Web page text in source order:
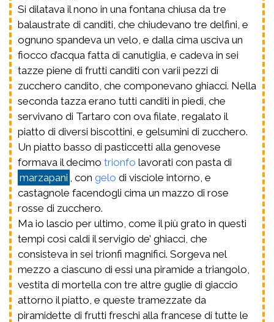
Si dilatava il nono in una fontana chiusa da tre
balaustrate di canditi, che chiudevano tre delfini, e
ognuno spandeva un velo, e dalla cima usciva un
fiocco d’acqua fatta di canutiglia, e cadeva in sei
tazze piene di frutti canditi con varii pezzi di
zucchero candito, che componevano ghiacci. Nella
seconda tazza erano tutti canditi in piedi, che
servivano di Tartaro con ova filate, regalato il
piatto di diversi biscottini, e gelsumini di zucchero.
Un piatto basso di pasticcetti alla genovese
formava il decimo trionfo lavorati con pasta di
marzapani , con gelo di visciole intorno, e
castagnole facendogli cima un mazzo di rose
rosse di zucchero.
Ma io lascio per ultimo, come il più grato in questi
tempi così caldi il servigio de’ ghiacci, che
consisteva in sei trionfi magnifici. Sorgeva nel
mezzo a ciascuno di essi una piramide a triangolo,
vestita di mortella con tre altre guglie di giaccio
attorno il piatto, e queste tramezzate da
piramidette di frutti freschi alla francese di tutte le